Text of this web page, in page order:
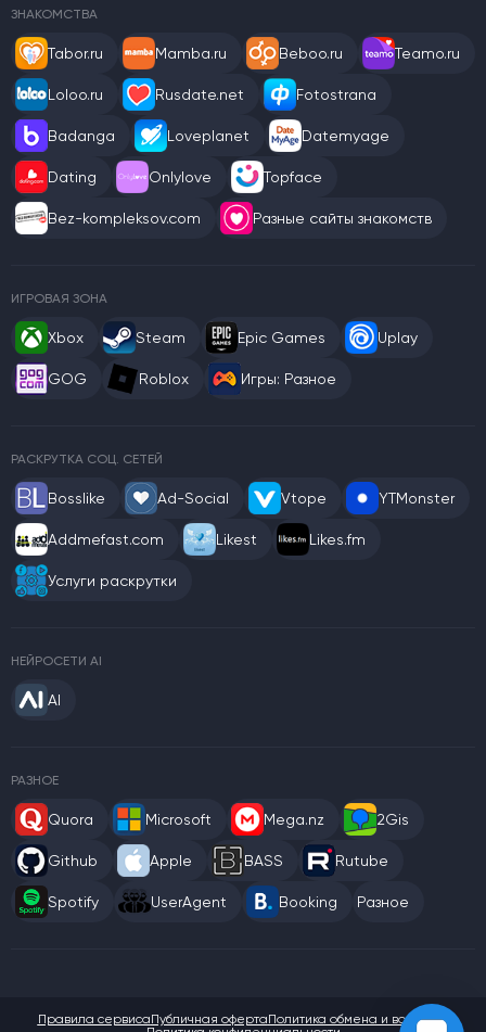
ЗНАКОМСТВА
Tabor.ru Mamba.ru Beboo.ru Teamo.ru
Loloo.ru Rusdate.net Fotostrana
Badanga Loveplanet Datemyage
Dating Onlylove Topface
Bez-kompleksov.com Разные сайты знакомств
ИГРОВАЯ ЗОНА
Xbox Steam Epic Games Uplay
GOG Roblox Игры: Разное
РАСКРУТКА СОЦ. СЕТЕЙ
Bosslike Ad-Social Vtope YTMonster
Addmefast.com Likest Likes.fm
Услуги раскрутки
НЕЙРОСЕТИ AI
AI
РАЗНОЕ
Quora Microsoft Mega.nz 2Gis
Github Apple BASS Rutube
Spotify UserAgent Booking Разное
Правила сервисаПубличная офертаПолитика обмена и возврата